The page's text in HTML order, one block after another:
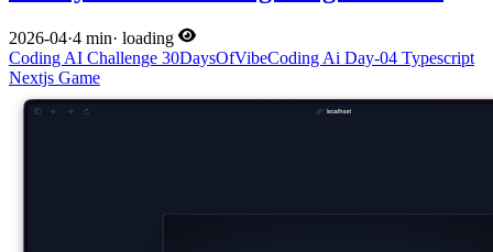
2026-04·4 min· loading
Coding AI Challenge 30DaysOfVibeCoding Ai Day-04 Typescript
Nextjs Game